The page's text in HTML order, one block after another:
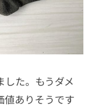
た。もうダメ
値ありそうです